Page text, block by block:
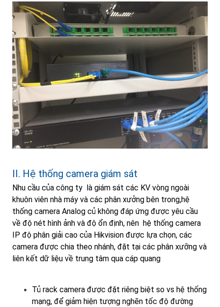
II. Hệ thống camera giám sát
Nhu cầu của công ty là giám sát các KV vòng ngoài
khuôn viên nhà máy và các phân xưởng bên trong,hệ
thống camera Analog củ không đáp ứng được yêu cầu
về độ nét hình ảnh và độ ổn định, nên hệ thống camera
IP độ phân giải cao của Hikvision được lựa chọn, các
camera được chia theo nhánh, đặt tại các phân xưỡng và
liên kết dữ liệu về trung tâm qua cáp quang
Tủ rack camera được đặt riêng biệt so vs hệ thống
mạng, để giảm hiện tượng nghẽn tốc độ đường